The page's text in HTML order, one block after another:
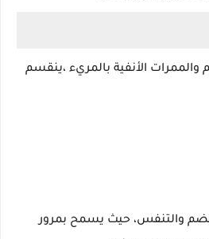
الأنفية بالمريء ،ينقسم
والتنفس، حيث يسمح بمرور